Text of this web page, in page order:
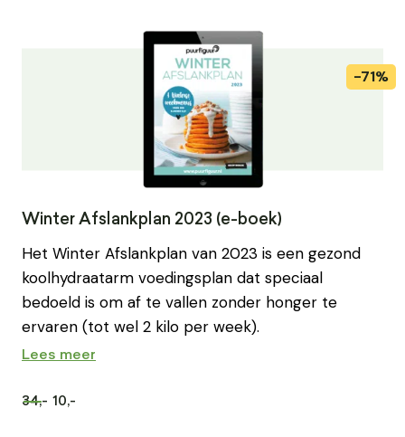
Winter Afslankplan 2023 (e-boek)
Het Winter Afslankplan van 2023 is een gezond
koolhydraatarm voedingsplan dat speciaal
bedoeld is om af te vallen zonder honger te
ervaren (tot wel 2 kilo per week).
Lees meer
34,- 10,-